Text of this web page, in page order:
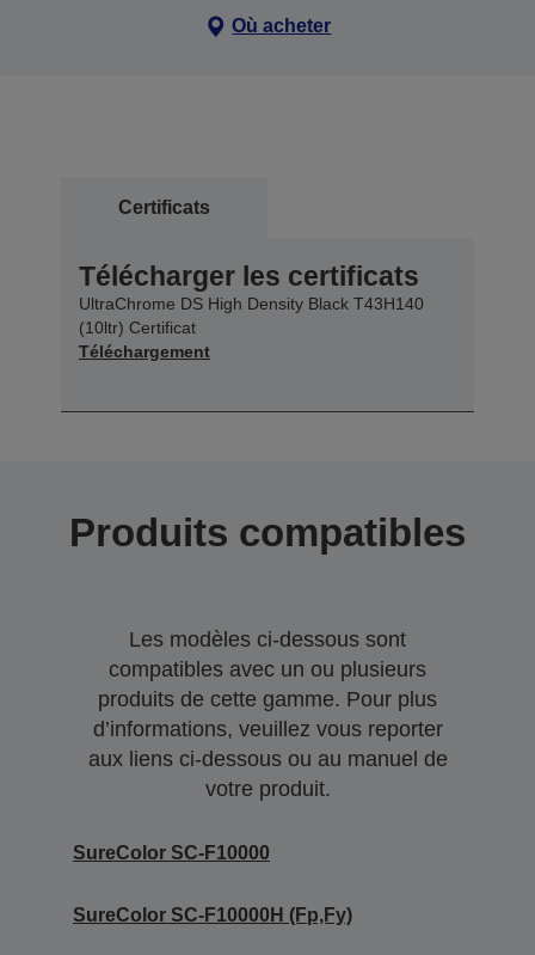
Où acheter
Certificats
Télécharger les certificats
UltraChrome DS High Density Black T43H140
(10ltr) Certificat
Téléchargement
Produits compatibles
Les modèles ci-dessous sont
compatibles avec un ou plusieurs
produits de cette gamme. Pour plus
d’informations, veuillez vous reporter
aux liens ci-dessous ou au manuel de
votre produit.
SureColor SC-F10000
SureColor SC-F10000H (Fp,Fy)